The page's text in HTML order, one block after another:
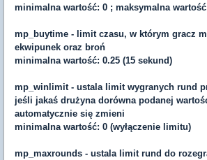
minimalna wartość: 0 ; maksymalna
mp_buytime - limit czasu, w którym gracz
ekwipunek oraz broń
minimalna wartość: 0.25 (15 sekund)
mp_winlimit - ustala limit wygranych rund
jeśli jakaś drużyna dorówna podanej
automatycznie się zmieni
minimalna wartość: 0 (wyłączenie limitu)
mp_maxrounds - ustala limit rund do